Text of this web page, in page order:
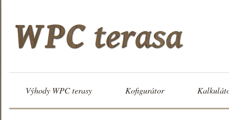
Výhody WPC terasy Kofigurátor